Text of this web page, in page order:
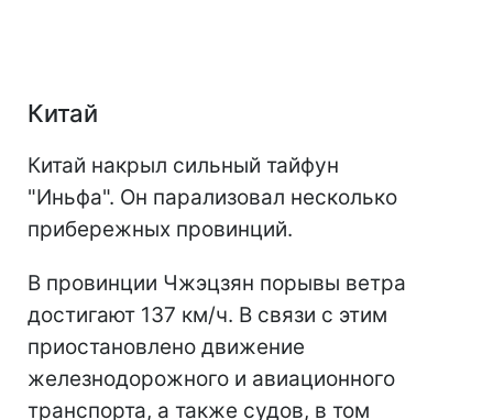
Китай
Китай накрыл сильный тайфун
"Иньфа". Он парализовал несколько
прибережных провинций.
В провинции Чжэцзян порывы ветра
достигают 137 км/ч. В связи с этим
приостановлено движение
железнодорожного и авиационного
транспорта, а также судов, в том